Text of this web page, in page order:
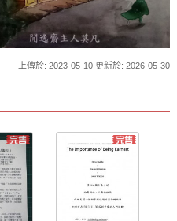
上傳於: 2023-05-10 更新於: 2026-05-30